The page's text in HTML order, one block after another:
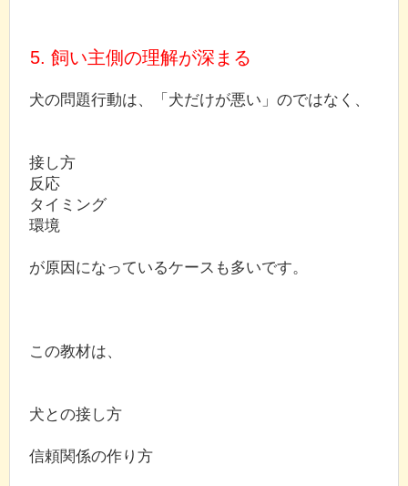
5. 飼い主側の理解が深まる
犬の問題行動は、「犬だけが悪い」のではなく、
接し方
反応
タイミング
環境
が原因になっているケースも多いです。
この教材は、
犬との接し方
信頼関係の作り方